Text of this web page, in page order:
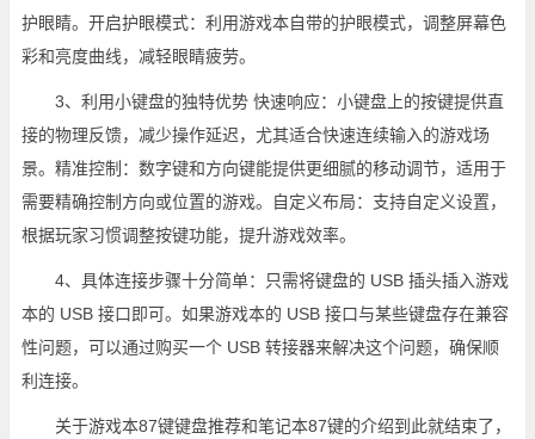
护眼睛。开启护眼模式：利用游戏本自带的护眼模式，调整屏幕色
彩和亮度曲线，减轻眼睛疲劳。
3、利用小键盘的独特优势 快速响应：小键盘上的按键提供直
接的物理反馈，减少操作延迟，尤其适合快速连续输入的游戏场
景。精准控制：数字键和方向键能提供更细腻的移动调节，适用于
需要精确控制方向或位置的游戏。自定义布局：支持自定义设置，
根据玩家习惯调整按键功能，提升游戏效率。
4、具体连接步骤十分简单：只需将键盘的 USB 插头插入游戏
本的 USB 接口即可。如果游戏本的 USB 接口与某些键盘存在兼容
性问题，可以通过购买一个 USB 转接器来解决这个问题，确保顺
利连接。
关于游戏本87键键盘推荐和笔记本87键的介绍到此就结束了，